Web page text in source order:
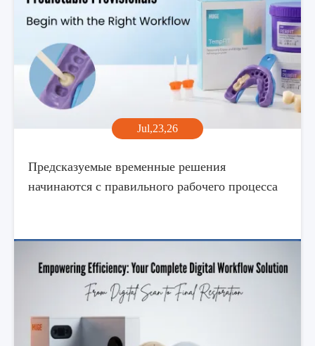
Jul,23,26
Предсказуемые временные решения
начинаются с правильного рабочего процесса